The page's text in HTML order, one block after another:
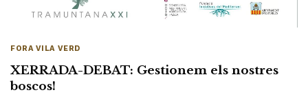
FORA VILA VERD
XERRADA-DEBAT: Gestionem els nostres
boscos!